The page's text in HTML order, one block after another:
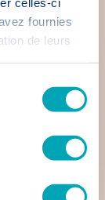
fournies
de leurs